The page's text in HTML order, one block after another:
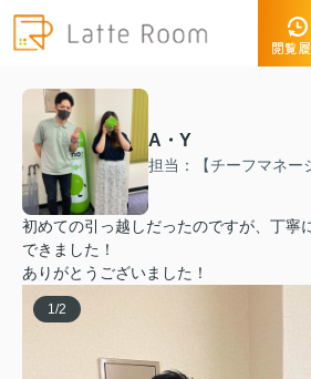
閲覧
A・Y
担当：【チーフマネ
初めての引っ越しだったのですが、丁寧
できました！
ありがとうございました！
1 /2